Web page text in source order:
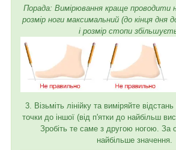
Порада: Вимірювання краще проводити
розмір ноги максимальний (до кінця дня
і розмір стопи
3. Візьміть лінійку та виміряйте відстань
точки до іншої (від п'ятки до найбільш
Зробіть те саме з другою ногою. За
найбільше значення.